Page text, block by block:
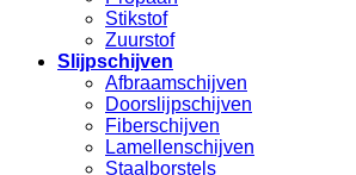
Stikstof
Zuurstof
Slijpschijven
Afbraamschijven
Doorslijpschijven
Fiberschijven
Lamellenschijven
Staalborstels